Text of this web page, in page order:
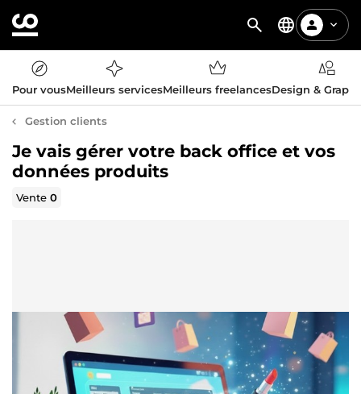
Pour vousMeilleurs servicesMeilleurs freelancesDesign &
Gestion clients
Je vais gérer votre back office et vos
données produits
Vente0